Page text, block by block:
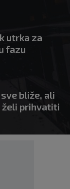
utrka za
fazu
bliže, ali
želi prihvatiti